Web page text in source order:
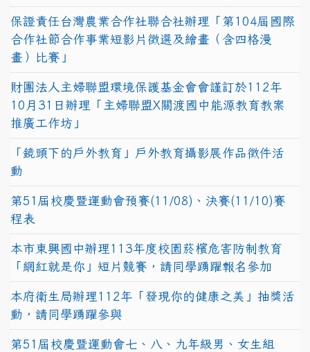
保證責任台灣農業合作社聯合社辦理「第104屆國際
合作社節合作事業短影片徵選及繪畫（含四格漫
畫）比賽」
財團法人主婦聯盟環境保護基金會會謹訂於112年
10月31日辦理「主婦聯盟X關渡國中能源教育教案
推廣工作坊」
「鏡頭下的戶外教育」戶外教育攝影展作品徵件活
動
第51屆校慶暨運動會預賽(11/08)、決賽(11/10)賽
程表
本市東興國中辦理113年度校園菸檳危害防制教育
「網紅就是你」短片競賽，請同學踴躍報名參加
本府衛生局辦理112年「發現你的健康之美」抽獎活
動，請同學踴躍參與
第51屆校慶暨運動會七、八、九年級男、女生組